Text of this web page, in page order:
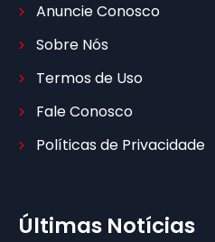
Anuncie Conosco
Sobre Nós
Termos de Uso
Fale Conosco
Políticas de Privacidade
Últimas Notícias